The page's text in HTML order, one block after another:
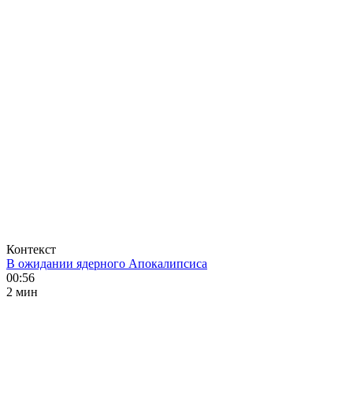
Контекст
В ожидании ядерного Апокалипсиса
00:56
2 мин